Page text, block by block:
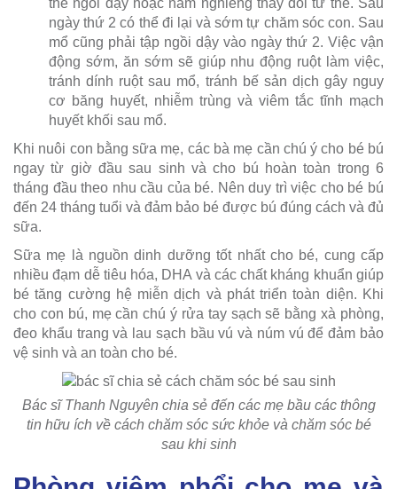
ngày thứ 2 có thể đi lại và sớm tự chăm sóc con. Sau
mổ cũng phải tập ngồi dậy vào ngày thứ 2. Việc vận
động sớm, ăn sớm sẽ giúp nhu động ruột làm việc,
tránh dính ruột sau mổ, tránh bế sản dịch gây nguy
cơ băng huyết, nhiễm trùng và viêm tắc tĩnh mạch
huyết khối sau mổ.
Khi nuôi con bằng sữa mẹ, các bà mẹ cần chú ý cho bé bú
ngay từ giờ đầu sau sinh và cho bú hoàn toàn trong 6
tháng đầu theo nhu cầu của bé. Nên duy trì việc cho bé bú
đến 24 tháng tuổi và đảm bảo bé được bú đúng cách và đủ
sữa.
Sữa mẹ là nguồn dinh dưỡng tốt nhất cho bé, cung cấp
nhiều đạm dễ tiêu hóa, DHA và các chất kháng khuẩn giúp
bé tăng cường hệ miễn dịch và phát triển toàn diện. Khi
cho con bú, mẹ cần chú ý rửa tay sạch sẽ bằng xà phòng,
đeo khẩu trang và lau sạch bầu vú và núm vú để đảm bảo
vệ sinh và an toàn cho bé.
Bác sĩ Thanh Nguyên chia sẻ đến các mẹ bầu các thông
tin hữu ích về cách chăm sóc sức khỏe và chăm sóc bé
sau khi sinh